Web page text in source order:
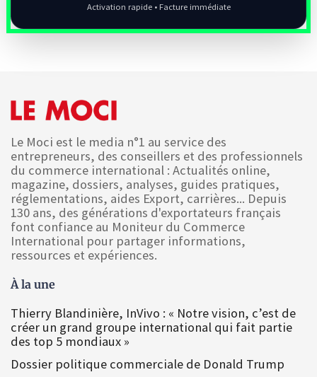
Activation rapide • Facture immédiate
Le Moci est le media n°1 au service des
entrepreneurs, des conseillers et des professionnels
du commerce international : Actualités online,
magazine, dossiers, analyses, guides pratiques,
réglementations, aides Export, carrières... Depuis
130 ans, des générations d'exportateurs français
font confiance au Moniteur du Commerce
International pour partager informations,
ressources et expériences.
À la une
Thierry Blandinière, InVivo : « Notre vision, c’est de
créer un grand groupe international qui fait partie
des top 5 mondiaux »
Dossier politique commerciale de Donald Trump